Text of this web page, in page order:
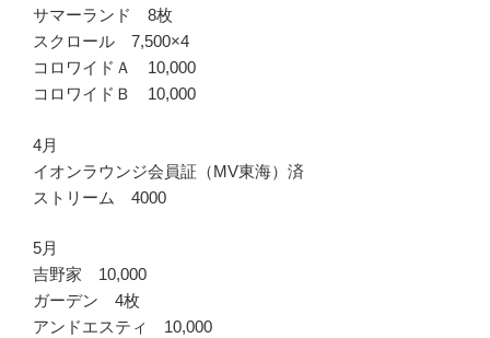
サマーランド 8枚
スクロール 7,500×4
コロワイドＡ 10,000
コロワイドＢ 10,000
4月
イオンラウンジ会員証（MV東海）済
ストリーム 4000
5月
吉野家 10,000
ガーデン 4枚
アンドエスティ 10,000